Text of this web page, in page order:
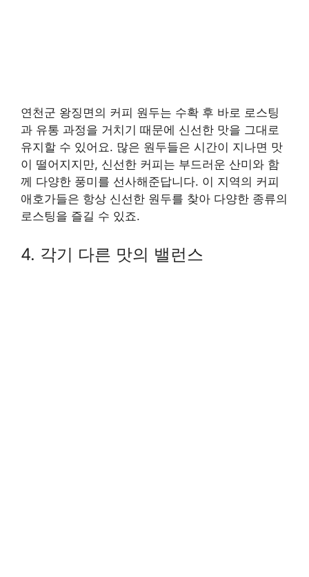
연천군 왕징면의 커피 원두는 수확 후 바로 로스팅
과 유통 과정을 거치기 때문에 신선한 맛을 그대로
유지할 수 있어요. 많은 원두들은 시간이 지나면 맛
이 떨어지지만, 신선한 커피는 부드러운 산미와 함
께 다양한 풍미를 선사해준답니다. 이 지역의 커피
애호가들은 항상 신선한 원두를 찾아 다양한 종류의
로스팅을 즐길 수 있죠.
4. 각기 다른 맛의 밸런스